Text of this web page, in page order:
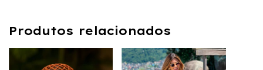
Produtos relacionados